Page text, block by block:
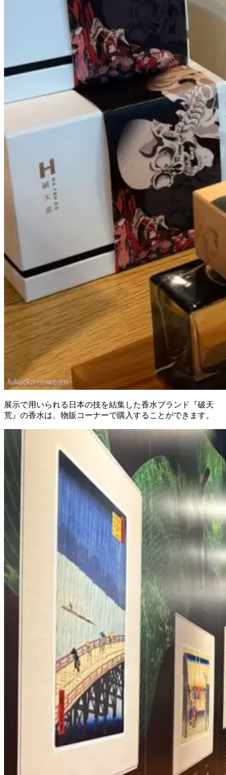
展示で用いられる日本の技を結集した香水ブランド『破天
荒』の香水は、物販コーナーで購入することができます。